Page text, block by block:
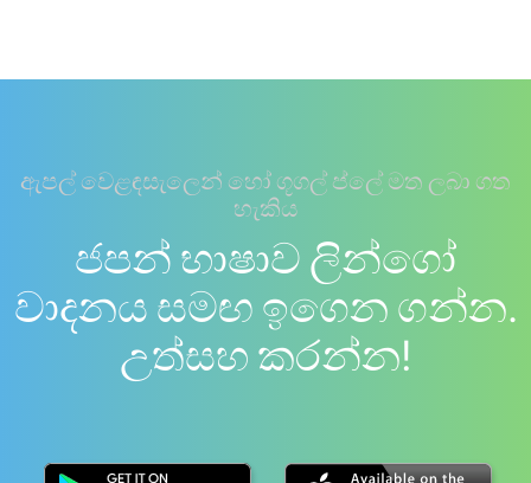
ඇපල් වෙළඳසැලෙන් හෝ ගූගල් ප්ලේ මත ලබා ගත
හැකිය
ජපන් භාෂාව ලින්ගෝ
වාදනය සමඟ ඉගෙන ගන්න.
උත්සහ කරන්න!